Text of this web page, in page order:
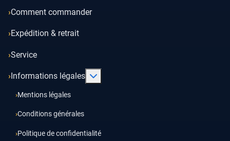
Comment commander
Expédition & retrait
Service
Informations légales
Mentions légales
Conditions générales
Politique de confidentialité